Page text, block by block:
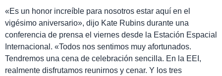
«Es un honor increíble para nosotros estar aquí en el
vigésimo aniversario», dijo Kate Rubins durante una
conferencia de prensa el viernes desde la Estación Espacial
Internacional. «Todos nos sentimos muy afortunados.
Tendremos una cena de celebración sencilla. En la EEI,
realmente disfrutamos reunirnos y cenar. Y los tres